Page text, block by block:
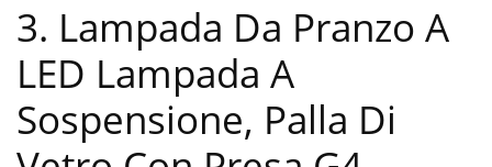
3. Lampada Da Pranzo A
LED Lampada A
Sospensione, Palla Di